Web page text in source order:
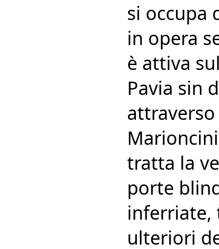
si occupa
in opera
è attiva
Pavia sin
tratta la
porte
inferriate,
ulteriori